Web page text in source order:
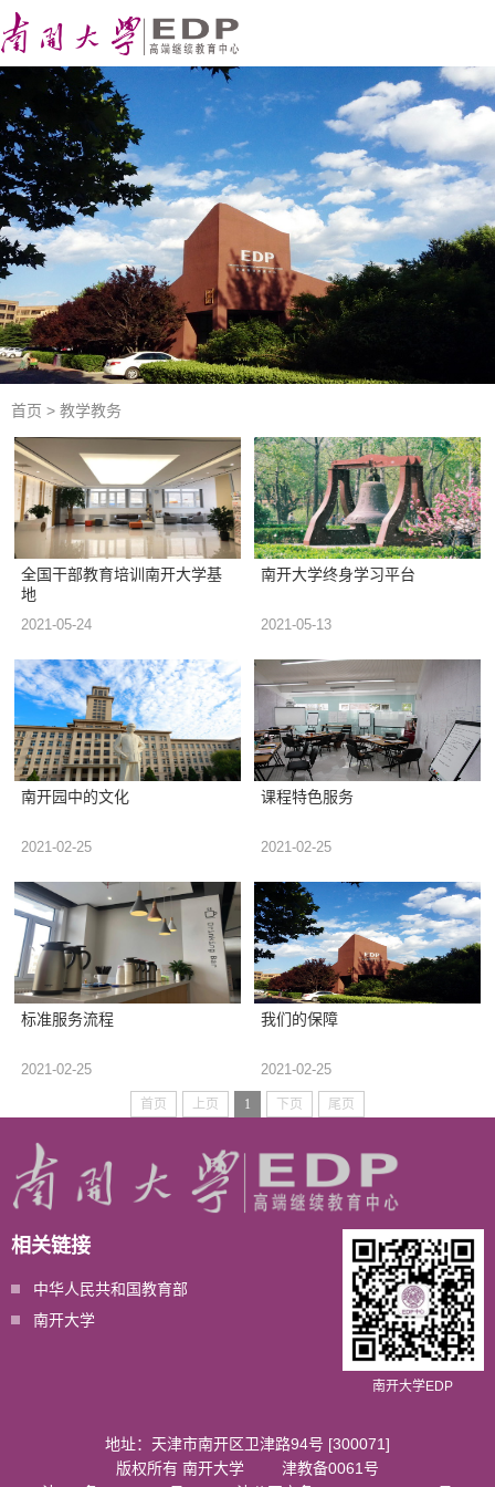
首页 > 教学教务
全国干部教育培训南开大学基
地
2021-05-24
南开大学终身学习平台
2021-05-13
南开园中的文化
2021-02-25
课程特色服务
2021-02-25
标准服务流程
2021-02-25
我们的保障
2021-02-25
首页 上页 1 下页 尾页
相关链接
中华人民共和国教育部
南开大学
南开大学EDP
地址：天津市南开区卫津路94号 [300071]
版权所有 南开大学
津教备0061号